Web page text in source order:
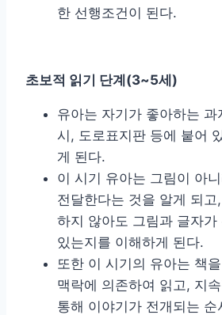
한 선행조건이 된다.
초보적 읽기 단계(3~5세)
유아는 자기가 좋아하는 과
시, 도로표지판 등에 붙어
게 된다.
이 시기 유아는 그림이 아
전달한다는 것을 알게 되고
하지 않아도 그림과 글자가
있는지를 이해하게 된다.
또한 이 시기의 유아는 책
맥락에 의존하여 읽고, 지
통해 이야기가 전개되는 순